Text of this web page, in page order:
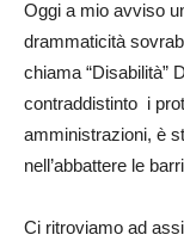
Oggi a mio avviso
drammaticità
chiama “Disabilità”
contraddistinto i
amministrazioni, è
nell’abbattere le
Ci ritroviamo ad